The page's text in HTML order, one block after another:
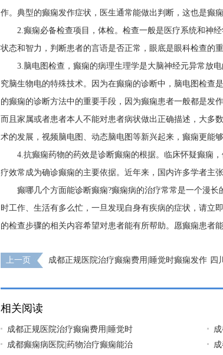
作。典型的癫痫发作症状，医生通常能做出判断，这也是癫痫
2.癫痫必备检查项目，体检。检查一般是医疗系统和神
状态和智力，判断患者的言语是否正常，眼底是眼科检查的
3.脑电图检查，癫痫的病理生理学是大脑神经元异常放
究脑生物电的特殊技术。因为在癫痫的诊断中，脑电图检查
的癫痫的诊断方法中的重要手段，因为癫痫患者一般都是发
而且家属或者患者本人不能对患者病状做出正确描述，大多
术的发展，视频脑电图、动态脑电图等新兴起来，癫痫更能够
4.抗癫痫药物的药效是诊断癫痫的根据。临床怀疑癫痫
疗效常成为确诊癫痫的主要依据。近年来，国内许多学者主
癫哪几个方面能诊断癫痫?癫痫病的治疗常常是一个漫
时工作、生活有多么忙，一旦发现自身有疾病的症状，请立
的检查步骤的相关内容希望对患者能有所帮助。愿癫痫患者
上一页
成都正规医院治疗癫痫费用|睡觉时癫痫发作 四
相关阅读
成都正规医院治疗癫痫费用|睡觉时
成都癫痫病医院|药物治疗癫痫能治